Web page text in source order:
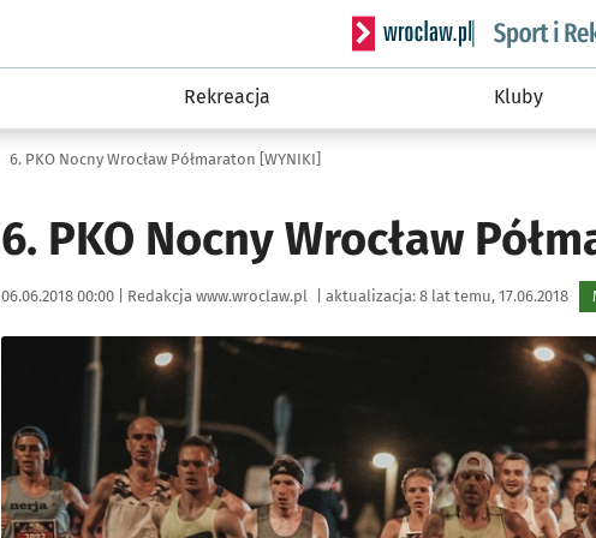
Serwis informacyjny
Rekreacja Kluby
6. PKO Nocny Wrocław Półmaraton [WYNIKI]
6. PKO Nocny Wrocław
Data publikacji:
06.06.2018 00:00 | Autor:
Redakcja www.wroclaw.pl aktualizacja: 8 lat temu, 17.06.2018
Kliknij, aby powiększyć